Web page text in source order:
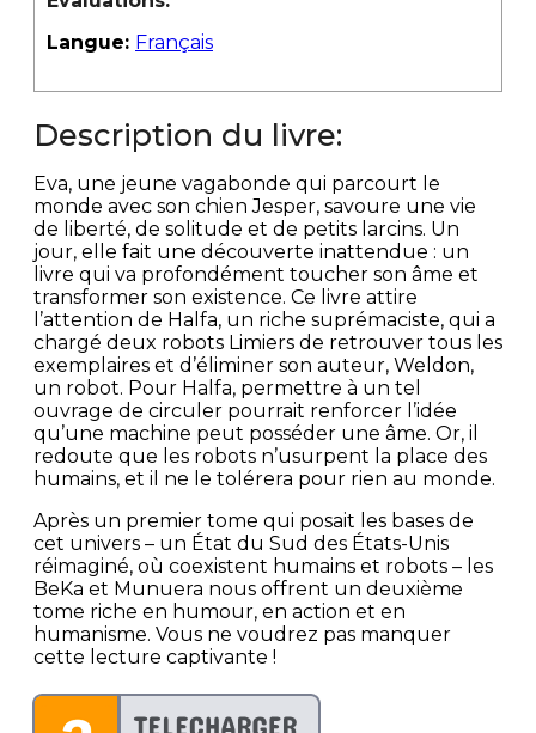
Langue: Français
Description du livre:
Eva, une jeune vagabonde qui parcourt le
monde avec son chien Jesper, savoure une vie
de liberté, de solitude et de petits larcins. Un
jour, elle fait une découverte inattendue : un
livre qui va profondément toucher son âme et
transformer son existence. Ce livre attire
l’attention de Halfa, un riche suprémaciste, qui a
chargé deux robots Limiers de retrouver tous les
exemplaires et d’éliminer son auteur, Weldon,
un robot. Pour Halfa, permettre à un tel
ouvrage de circuler pourrait renforcer l’idée
qu’une machine peut posséder une âme. Or, il
redoute que les robots n’usurpent la place des
humains, et il ne le tolérera pour rien au monde.
Après un premier tome qui posait les bases de
cet univers – un État du Sud des États-Unis
réimaginé, où coexistent humains et robots – les
BeKa et Munuera nous offrent un deuxième
tome riche en humour, en action et en
humanisme. Vous ne voudrez pas manquer
cette lecture captivante !